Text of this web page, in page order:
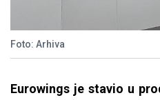
Foto: Arhiva
Eurowings je stavio u